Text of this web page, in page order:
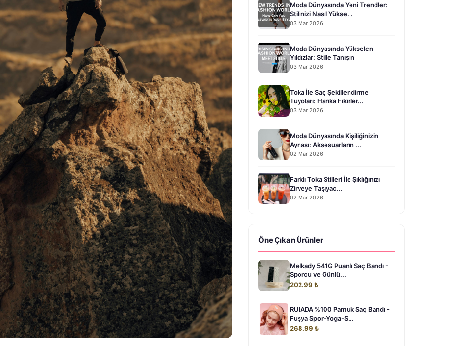
Moda Dünyasında Yeni Trendler:
Stilinizi Nasıl Yükse...
03 Mar 2026
Moda Dünyasında Yükselen
Yıldızlar: Stille Tanışın
03 Mar 2026
Toka İle Saç Şekillendirme
Tüyoları: Harika Fikirler...
03 Mar 2026
Moda Dünyasında Kişiliğinizin
Aynası: Aksesuarların ...
02 Mar 2026
Farklı Toka Stilleri İle Şıklığınızı
Zirveye Taşıyac...
02 Mar 2026
Öne Çıkan Ürünler
Melkady 541G Puanlı Saç Bandı -
Sporcu ve Günlü...
202.99 ₺
RUIADA %100 Pamuk Saç Bandı -
Fuşya Spor-Yoga-S...
268.99 ₺